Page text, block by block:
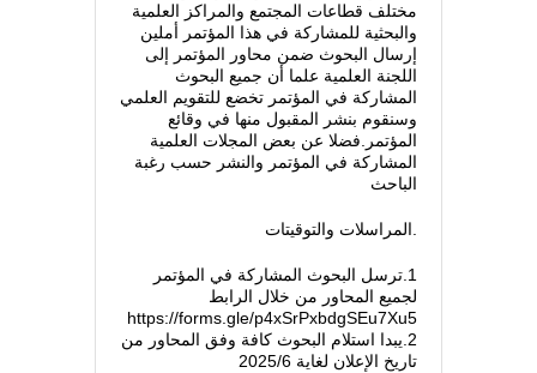
مختلف قطاعات المجتمع والمراكز العلمية
والبحثية للمشاركة في هذا المؤتمر أملين
إرسال البحوث ضمن محاور المؤتمر إلى
اللجنة العلمية علما أن جميع البحوث
المشاركة في المؤتمر تخضع للتقويم العلمي
وسنقوم بنشر المقبول منها في وقائع
المؤتمر.فضلا عن بعض المجلات العلمية
المشاركة في المؤتمر والنشر حسب رغبة
الباحث
.المراسلات والتوقيتات
1.ترسل البحوث المشاركة في المؤتمر
لجميع المحاور من خلال الرابط
https://forms.gle/p4xSrPxbdgSEu7Xu5
2.يبدا استلام البحوث كافة وفق المحاور من
تاريخ الإعلان لغاية 2025/6